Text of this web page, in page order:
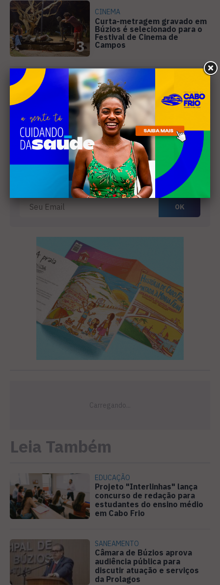
3
CINEMA
Curta-metragem gravado em
Búzios é selecionado para o
Festival de Cinema de
Campos
4
SANEAMENTO
Câmara de Búzios aprova
audiência pública para
discutir atuação e serviços
da Prolagos
Receba nossa
newsletter
Leia Também
EDUCAÇÃO
Projeto "Interlinhas" lança
concurso de redação para
estudantes do ensino médio
em Cabo Frio
SANEAMENTO
Câmara de Búzios aprova
audiência pública para
discutir atuação e serviços
da Prolagos